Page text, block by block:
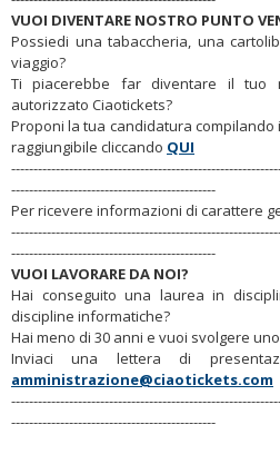
VUOI DIVENTARE NOSTRO PUNTO
Possiedi una tabaccheria, una
viaggio?
Ti piacerebbe far diventare il tuo
autorizzato Ciaotickets?
Proponi la tua candidatura
raggiungibile cliccando QUI
----------------------------------------------
Per ricevere informazioni di carattere
----------------------------------------------
VUOI LAVORARE DA NOI?
Hai conseguito una laurea in
discipline informatiche?
Hai meno di 30 anni e vuoi svolgere
Inviaci una lettera di
amministrazione@ciaotickets.com
----------------------------------------------